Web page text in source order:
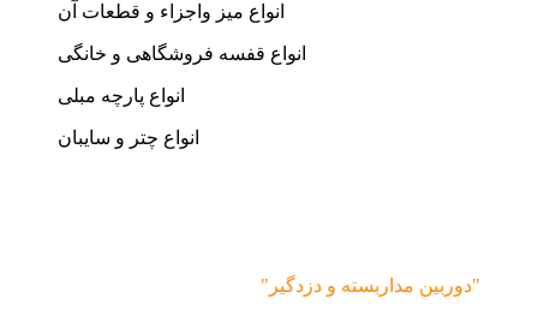
انواع میز واجزاء و قطعات آن
انواع قفسه فروشگاهی و خانگی
انواع پارچه مبلی
انواع چتر و سایبان
"دوربین مداربسته و دزدگیر"